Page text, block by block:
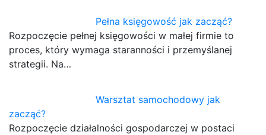
Pełna księgowość jak zacząć?
Rozpoczęcie pełnej księgowości w małej firmie to
proces, który wymaga staranności i przemyślanej
strategii. Na…
Warsztat samochodowy jak
zacząć?
Rozpoczęcie działalności gospodarczej w postaci